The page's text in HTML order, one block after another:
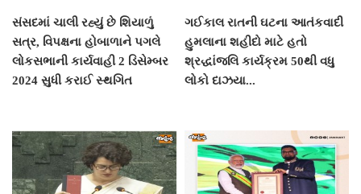
સંસદમાં ચાલી રહ્યું છે શિયાળું
સત્ર, વિપક્ષના હોબાળાને પગલે
લોકસભાની કાર્યવાહી 2 ડિસેમ્બર
2024 સુધી કરાઈ સ્થગિત
ગઈકાલ રાતની ઘટના આતંકવાદી
હુમલાના શહીદો માટે હતો
શ્રદ્ધાંજલિ કાર્યક્રમ 50થી વધુ
લોકો દાઝયા...